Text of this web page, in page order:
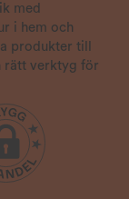
med
i hem och
produkter till
rätt verktyg för